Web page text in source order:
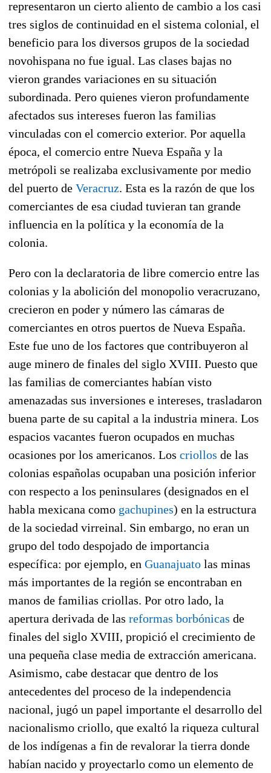
representaron un cierto aliento de cambio a los casi
tres siglos de continuidad en el sistema colonial, el
beneficio para los diversos grupos de la sociedad
novohispana no fue igual. Las clases bajas no
vieron grandes variaciones en su situación
subordinada. Pero quienes vieron profundamente
afectados sus intereses fueron las familias
vinculadas con el comercio exterior. Por aquella
época, el comercio entre Nueva España y la
metrópoli se realizaba exclusivamente por medio
del puerto de Veracruz. Esta es la razón de que los
comerciantes de esa ciudad tuvieran tan grande
influencia en la política y la economía de la
colonia.
Pero con la declaratoria de libre comercio entre las
colonias y la abolición del monopolio veracruzano,
crecieron en poder y número las cámaras de
comerciantes en otros puertos de Nueva España.
Este fue uno de los factores que contribuyeron al
auge minero de finales del siglo XVIII. Puesto que
las familias de comerciantes habían visto
amenazadas sus inversiones e intereses, trasladaron
buena parte de su capital a la industria minera. Los
espacios vacantes fueron ocupados en muchas
ocasiones por los americanos. Los criollos de las
colonias españolas ocupaban una posición inferior
con respecto a los peninsulares (designados en el
habla mexicana como gachupines) en la estructura
de la sociedad virreinal. Sin embargo, no eran un
grupo del todo despojado de importancia
específica: por ejemplo, en Guanajuato las minas
más importantes de la región se encontraban en
manos de familias criollas. Por otro lado, la
apertura derivada de las reformas borbónicas de
finales del siglo XVIII, propició el crecimiento de
una pequeña clase media de extracción americana.
Asimismo, cabe destacar que dentro de los
antecedentes del proceso de la independencia
nacional, jugó un papel importante el desarrollo del
nacionalismo criollo, que exaltó la riqueza cultural
de los indígenas a fin de revalorar la tierra donde
habían nacido y proyectarlo como un elemento de